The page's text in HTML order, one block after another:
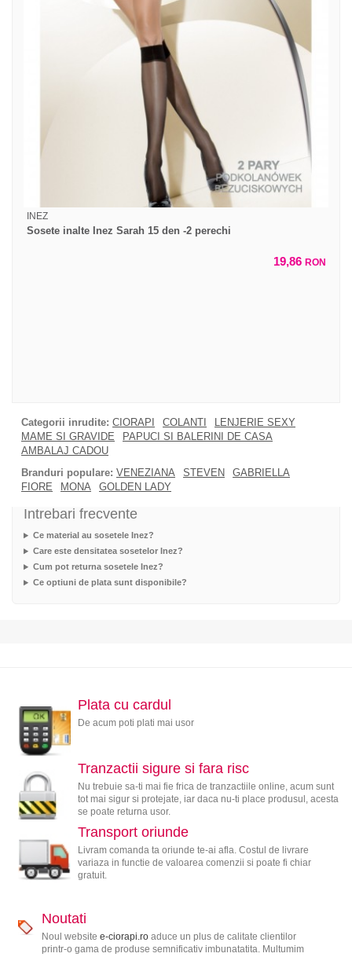
INEZ
Sosete inalte Inez Sarah 15 den -2 perechi
19,86 RON
Categorii inrudite: CIORAPI COLANTI
LENJERIE SEXY
MAME SI GRAVIDE
PAPUCI SI BALERINI DE CASA
AMBALAJ CADOU
Branduri populare: VENEZIANA STEVEN
GABRIELLA
FIORE
MONA GOLDEN LADY
Intrebari frecvente
Ce material au sosetele Inez?
Care este densitatea sosetelor Inez?
Cum pot returna sosetele Inez?
Ce optiuni de plata sunt disponibile?
Plata cu cardul
De acum poti plati mai usor
Tranzactii sigure si fara risc
Nu trebuie sa-ti mai fie frica de tranzactiile online, acum sunt
tot mai sigur si protejate, iar daca nu-ti place produsul, acesta
se poate returna usor.
Transport oriunde
Livram comanda ta oriunde te-ai afla. Costul de livrare
variaza in functie de valoarea comenzii si poate fi chiar
gratuit.
Noutati
Noul website e-ciorapi.roaduce un plus de calitate clientilor
printr-o gama de produse semnificativ imbunatatita. Multumim